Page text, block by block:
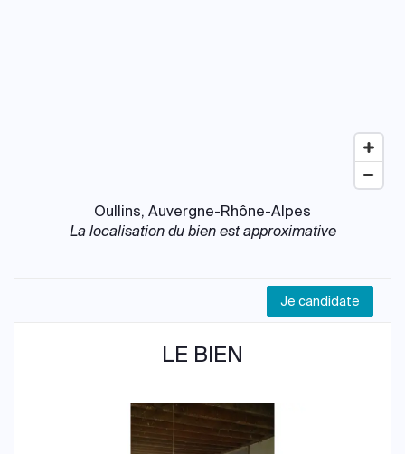
Oullins, Auvergne-Rhône-Alpes
La localisation du bien est approximative
Je candidate
LE BIEN